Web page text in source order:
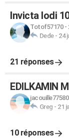
Invicta lodi
Totof57170-
Dede- 24
21 réponses
EDILKAMIN
jacouille77580
Greg - 21
10 réponses